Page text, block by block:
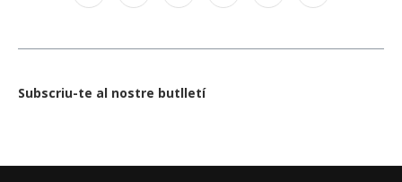
Subscriu-te al nostre butlletí